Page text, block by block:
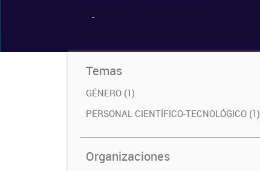
-
Temas
GÉNERO (1)
PERSONAL CIENTÍFICO-TECNOLÓGICO (1)
Organizaciones